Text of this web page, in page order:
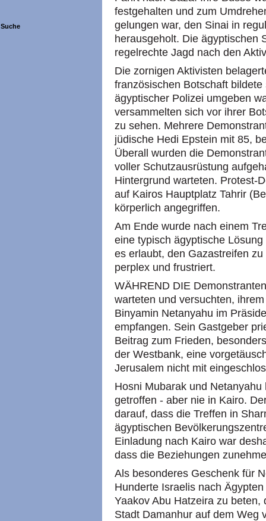
Suche
festgehalten und zum
gelungen war, den Sinai in
herausgeholt. Die ägyptischen
regelrechte Jagd nach den
Die zornigen Aktivisten
französischen Botschaft
ägyptischer Polizei umgeben
versammelten sich vor ihrer
zu sehen. Mehrere
jüdische Hedi Epstein mit 85,
Überall wurden die
voller Schutzausrüstung
Hintergrund warteten. Protest-
auf Kairos Hauptplatz Tahrir
körperlich angegriffen.
Am Ende wurde nach einem
eine typisch ägyptische
es erlaubt, den Gazastreifen
perplex und frustriert.
WÄHREND DIE
warteten und versuchten,
Binyamin Netanyahu im
empfangen. Sein Gastgeber
Beitrag zum Frieden,
der Westbank, eine
Jerusalem nicht mit
Hosni Mubarak und
getroffen - aber nie in Kairo.
darauf, dass die Treffen in
ägyptischen
Einladung nach Kairo war
dass die Beziehungen
Als besonderes Geschenk für
Hunderte Israelis nach
Yaakov Abu Hatzeira zu
Stadt Damanhur auf dem Weg